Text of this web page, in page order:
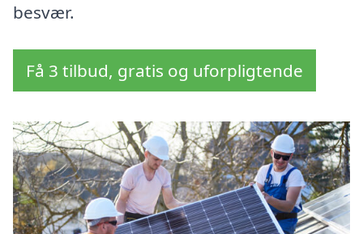
besvær.
Få 3 tilbud, gratis og uforpligtende